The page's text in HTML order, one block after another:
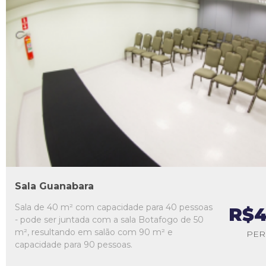
L1
L2
L3
Sala Guanabara
Sala de 40 m² com capacidade para 40 pessoas
- pode ser juntada com a sala Botafogo de 50
m², resultando em salão com 90 m² e
capacidade para 90 pessoas.